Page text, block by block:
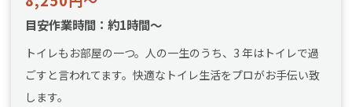
目安作業時間：約1時間～
トイレもお部屋の一つ。人の一生のうち、3 年はトイレで過
ごすと言われてます。快適なトイレ生活をプロがお手伝い致
します。